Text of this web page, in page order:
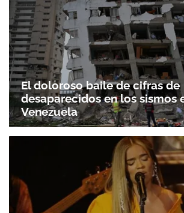
El doloroso baile de cifras de
desaparecidos en los sismos
Venezuela